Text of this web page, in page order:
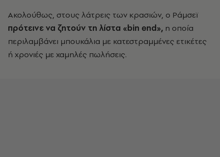
Ακολούθως, στους λάτρεις των κρασιών, ο Ράμσεϊ
πρότεινε να ζητούν τη λίστα «bin end», η οποία
περιλαμβάνει μπουκάλια με κατεστραμμένες ετικέτες
ή χρονιές με χαμηλές πωλήσεις.